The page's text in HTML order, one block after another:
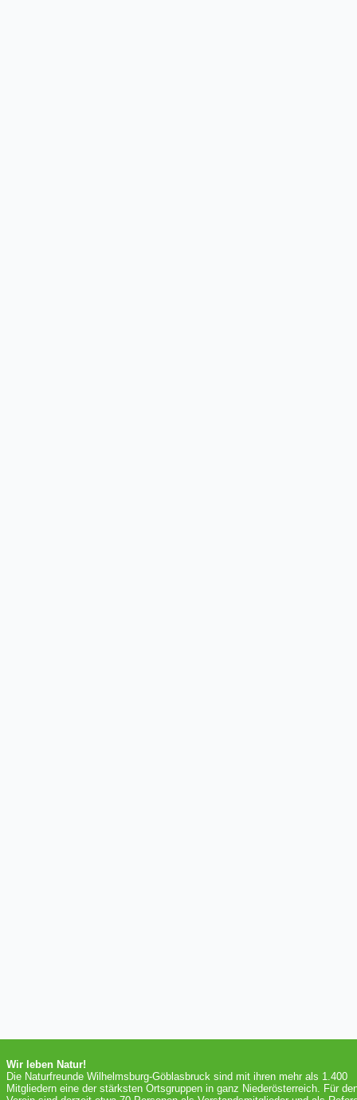
Wir leben Natur!
Die Naturfreunde Wilhelmsburg-Göblasbruck sind mit ihren mehr als 1.400
Mitgliedern eine der stärksten Ortsgruppen in ganz Niederösterreich. Für